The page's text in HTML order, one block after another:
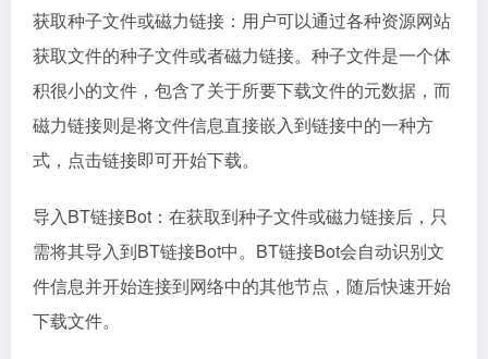
获取种子文件或磁力链接 ：用户可以通过各种资源网站
获取文件的种子文件或者磁力链接。种子文件是一个体
积很小的文件，包含了关于所要下载文件的元数据，而
磁力链接则是将文件信息直接嵌入到链接中的一种方
式，点击链接即可开始下载。
导入BT链接Bot：在获取到种子文件或磁力链接后，只
需将其导入到BT链接Bot中。BT链接Bot会自动识别文
件信息并开始连接到网络中的其他节点，随后快速开始
下载文件。